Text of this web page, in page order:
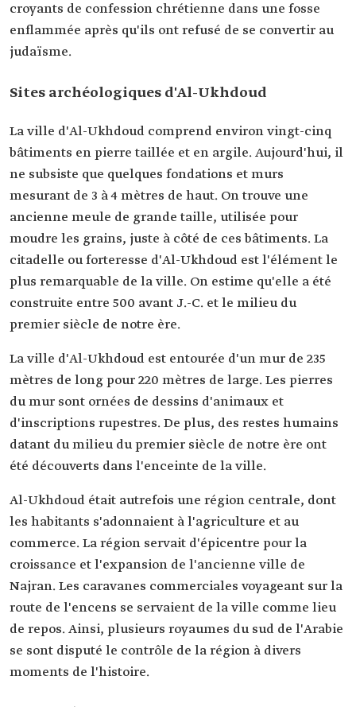
croyants de confession chrétienne dans une fosse
enflammée après qu'ils ont refusé de se convertir au
judaïsme.
Sites archéologiques d'Al-Ukhdoud
La ville d'Al-Ukhdoud comprend environ vingt-cinq
bâtiments en pierre taillée et en argile. Aujourd'hui, il
ne subsiste que quelques fondations et murs
mesurant de 3 à 4 mètres de haut. On trouve une
ancienne meule de grande taille, utilisée pour
moudre les grains, juste à côté de ces bâtiments. La
citadelle ou forteresse d'Al-Ukhdoud est l'élément le
plus remarquable de la ville. On estime qu'elle a été
construite entre 500 avant J.-C. et le milieu du
premier siècle de notre ère.
La ville d'Al-Ukhdoud est entourée d'un mur de 235
mètres de long pour 220 mètres de large. Les pierres
du mur sont ornées de dessins d'animaux et
d'inscriptions rupestres. De plus, des restes humains
datant du milieu du premier siècle de notre ère ont
été découverts dans l'enceinte de la ville.
Al-Ukhdoud était autrefois une région centrale, dont
les habitants s'adonnaient à l'agriculture et au
commerce. La région servait d'épicentre pour la
croissance et l'expansion de l'ancienne ville de
Najran. Les caravanes commerciales voyageant sur la
route de l'encens se servaient de la ville comme lieu
de repos. Ainsi, plusieurs royaumes du sud de l'Arabie
se sont disputé le contrôle de la région à divers
moments de l'histoire.